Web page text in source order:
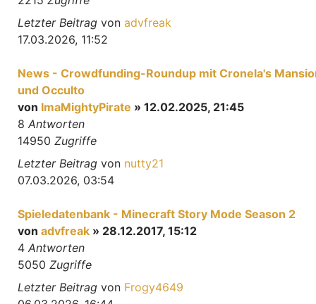
Letzter Beitrag von advfreak
17.03.2026, 11:52
News - Crowdfunding-Roundup mit Cronela's
und Occulto
von ImaMightyPirate » 12.02.2025, 21:45
8 Antworten
14950 Zugriffe
Letzter Beitrag von nutty21
07.03.2026, 03:54
Spieledatenbank - Minecraft Story Mode Season 2
von advfreak » 28.12.2017, 15:12
4 Antworten
5050 Zugriffe
Letzter Beitrag von Frogy4649